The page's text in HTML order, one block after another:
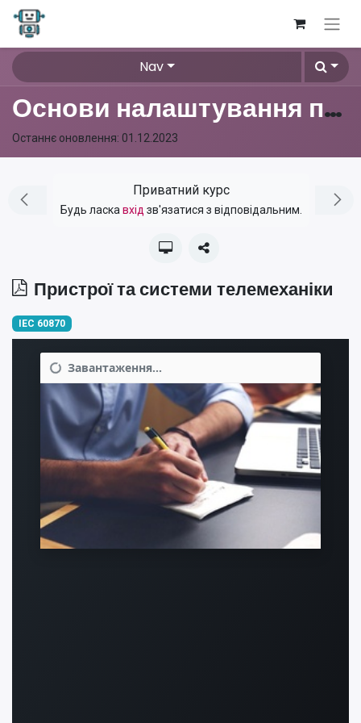
Nav
Основи налаштування протоколу IEC 60870
Останнє оновлення: 01.12.2023
Пристрої та системи телемеханіки
Приватний курс
Будь ласка вхід зв'язатися з відповідальним.
IEC 60870